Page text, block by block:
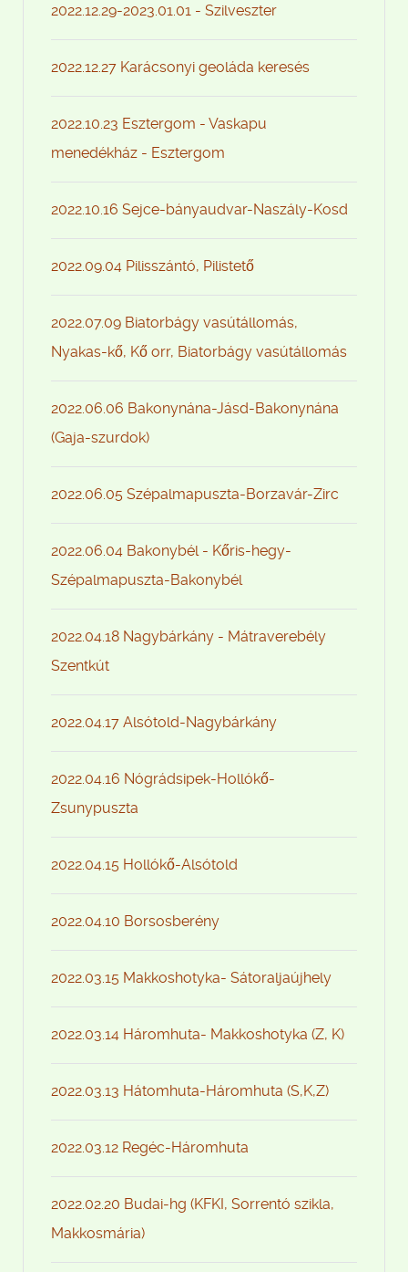
2022.12.29-2023.01.01 - Szilveszter
2022.12.27 Karácsonyi geoláda keresés
2022.10.23 Esztergom - Vaskapu
menedékház - Esztergom
2022.10.16 Sejce-bányaudvar-Naszály-Kosd
2022.09.04 Pilisszántó, Pilistető
2022.07.09 Biatorbágy vasútállomás,
Nyakas-kő, Kő orr, Biatorbágy vasútállomás
2022.06.06 Bakonynána-Jásd-Bakonynána
(Gaja-szurdok)
2022.06.05 Szépalmapuszta-Borzavár-Zirc
2022.06.04 Bakonybél - Kőris-hegy-
Szépalmapuszta-Bakonybél
2022.04.18 Nagybárkány - Mátraverebély
Szentkút
2022.04.17 Alsótold-Nagybárkány
2022.04.16 Nógrádsipek-Hollókő-
Zsunypuszta
2022.04.15 Hollókő-Alsótold
2022.04.10 Borsosberény
2022.03.15 Makkoshotyka- Sátoraljaújhely
2022.03.14 Háromhuta- Makkoshotyka (Z, K)
2022.03.13 Hátomhuta-Háromhuta (S,K,Z)
2022.03.12 Regéc-Háromhuta
2022.02.20 Budai-hg (KFKI, Sorrentó szikla,
Makkosmária)